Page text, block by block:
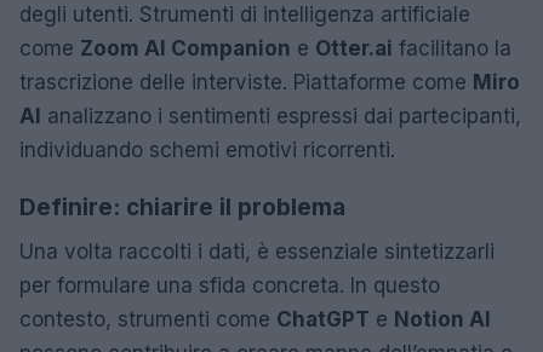
degli utenti. Strumenti di intelligenza artificiale
come Zoom AI Companion e Otter.ai facilitano la
trascrizione delle interviste. Piattaforme come Miro
AI analizzano i sentimenti espressi dai partecipanti,
individuando schemi emotivi ricorrenti.
Definire: chiarire il problema
Una volta raccolti i dati, è essenziale sintetizzarli
per formulare una sfida concreta. In questo
contesto, strumenti come ChatGPT e Notion AI